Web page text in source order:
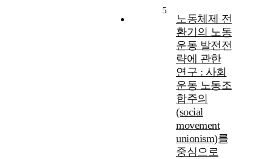
5
노동체제 전
환기의 노동
운동 발전전
략에 관한
연구 : 사회
운동 노동조
합주의
(social
movement
unionism)를
중심으로